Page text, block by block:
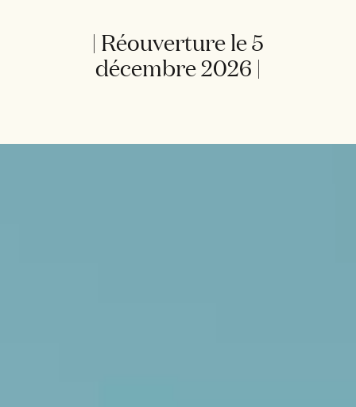
| Réouverture le 5
décembre 2026 |